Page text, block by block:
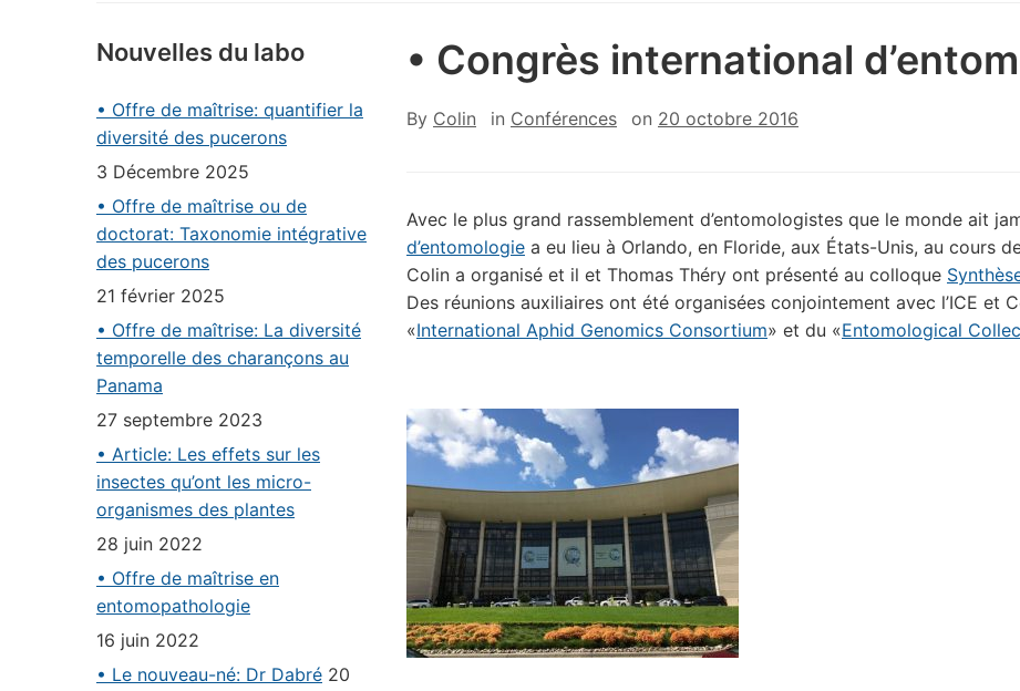
Nouvelles du labo
• Offre de maîtrise: quantifier la
diversité des pucerons
3 Décembre 2025
• Offre de maîtrise ou de
doctorat: Taxonomie intégrative
des pucerons
21 février 2025
• Offre de maîtrise: La diversité
temporelle des charançons au
Panama
27 septembre 2023
• Article: Les effets sur les
insectes qu’ont les micro-
organismes des plantes
28 juin 2022
• Offre de maîtrise en
entomopathologie
16 juin 2022
• Le nouveau-né: Dr Dabré 20
• Congrès international
By Colin in Conférences on 20 octobre 2016
Avec le plus grand rassemblement d’entomologistes que le monde ait
d’entomologie a eu lieu à Orlando, en Floride, aux États-Unis, au cours
Colin a organisé et il et Thomas Théry ont présenté au colloque
Des réunions auxiliaires ont été organisées conjointement avec l’ICE et
«International Aphid Genomics Consortium» et du «Entomological